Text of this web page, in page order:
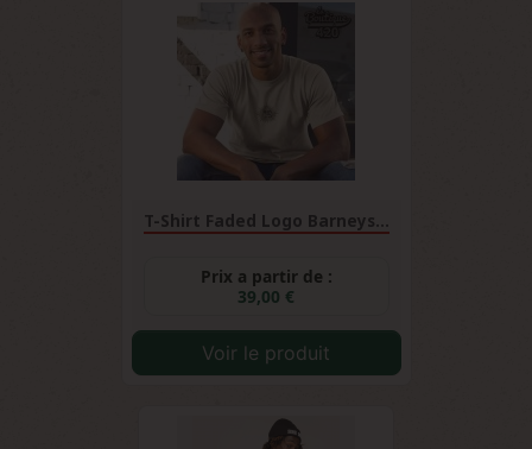
T-Shirt Faded Logo Barneys...
Prix a partir de :
39,00 €
Voir le produit